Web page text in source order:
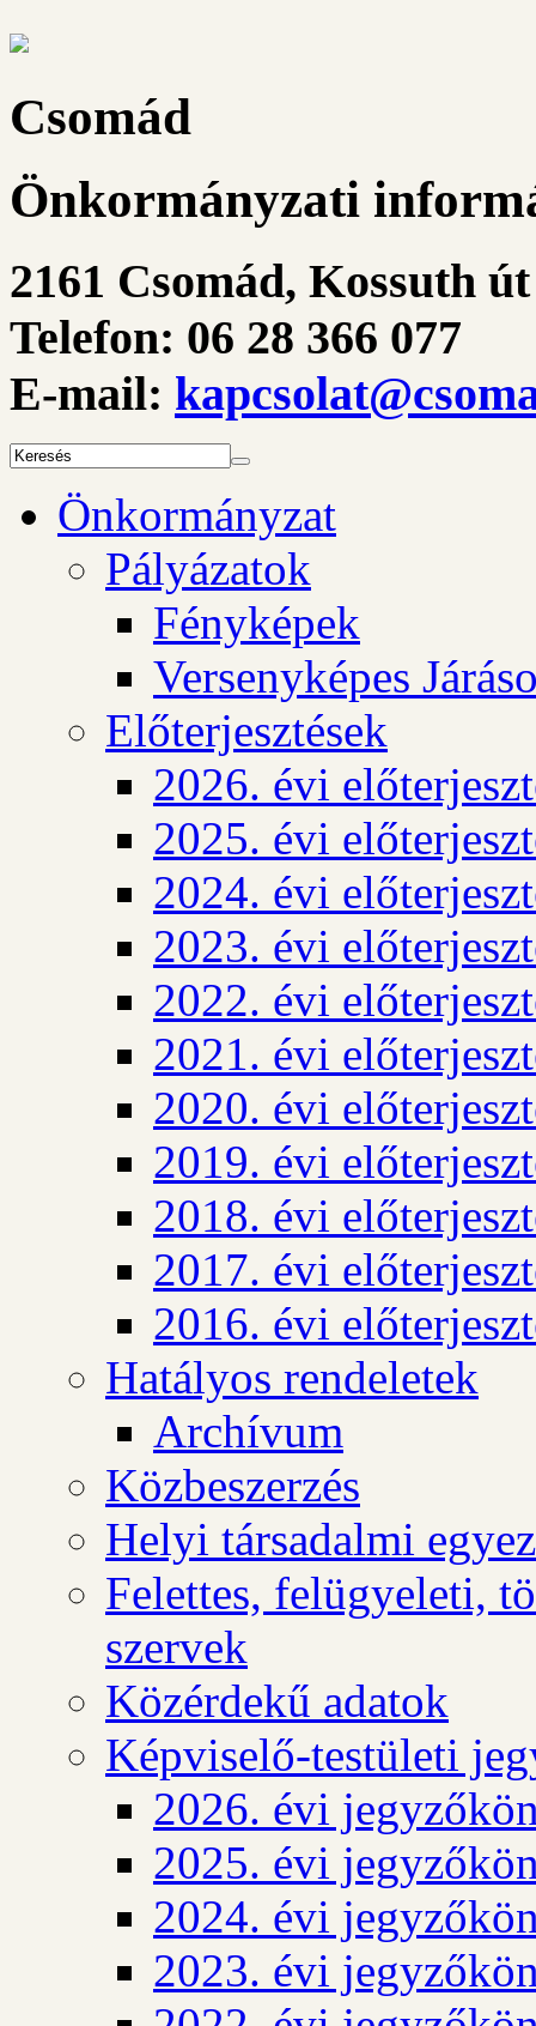
Csomád
Önkormányzati
2161 Csomád, Kossuth
Telefon: 06 28 366 077
E-mail:
Önkormányzat
Pályázatok
Fényképek
Versenyképes
Előterjesztések
2026. évi
2025. évi
2024. évi
2023. évi
2022. évi
2021. évi
2020. évi
2019. évi
2018. évi
2017. évi
2016. évi
Hatályos rendeletek
Archívum
Közbeszerzés
Helyi társadalmi
Felettes, felügyeleti,
szervek
Közérdekű adatok
Képviselő-testületi
2026. évi
2025. évi
2024. évi
2023. évi